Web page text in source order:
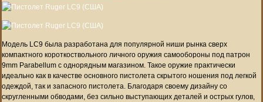
Модель LC9 была разработана для популярной ниши рынка сверх
компактного короткоствольного личного оружия самообороны под патрон
9mm Parabellum с однорядным магазином. Такое оружие практически
идеально как в качестве основного пистолета скрытого ношения под легкой
одеждой, так и запасного пистолета. Благодаря своему дизайну со
скругленными обводами, без сильно выступающих деталей и острых гулов,